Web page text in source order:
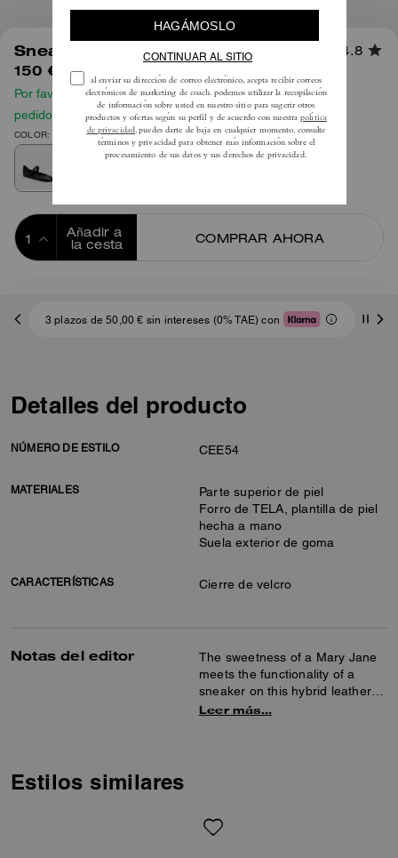
Sneaker Mary Jane 4.8
150 €
Por favor, consulta nuestra guía de tallas antes de hacer tu
pedido
COLOR: Negro
Añadir a
la cesta
COMPRAR AHORA
3 plazos de 50,00 € sin intereses (0% TAE) con
Detalles del producto
NÚMERO DE ESTILO CEE54
MATERIALES
Parte superior de piel
Forro de TELA, plantilla de piel
hecha a mano
Suela exterior de goma
CARACTERÍSTICAS Cierre de velcro
Notas del editor
The sweetness of a Mary Jane
meets the functionality of a
sneaker on this hybrid leather
style. Detailed with our tonal
Leer más…
Estilos similares